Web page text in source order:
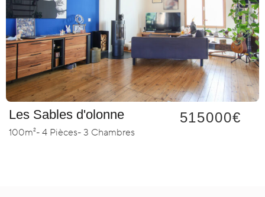
Les Sables d'olonne 515000€
100m²- 4 Pièces- 3 Chambres